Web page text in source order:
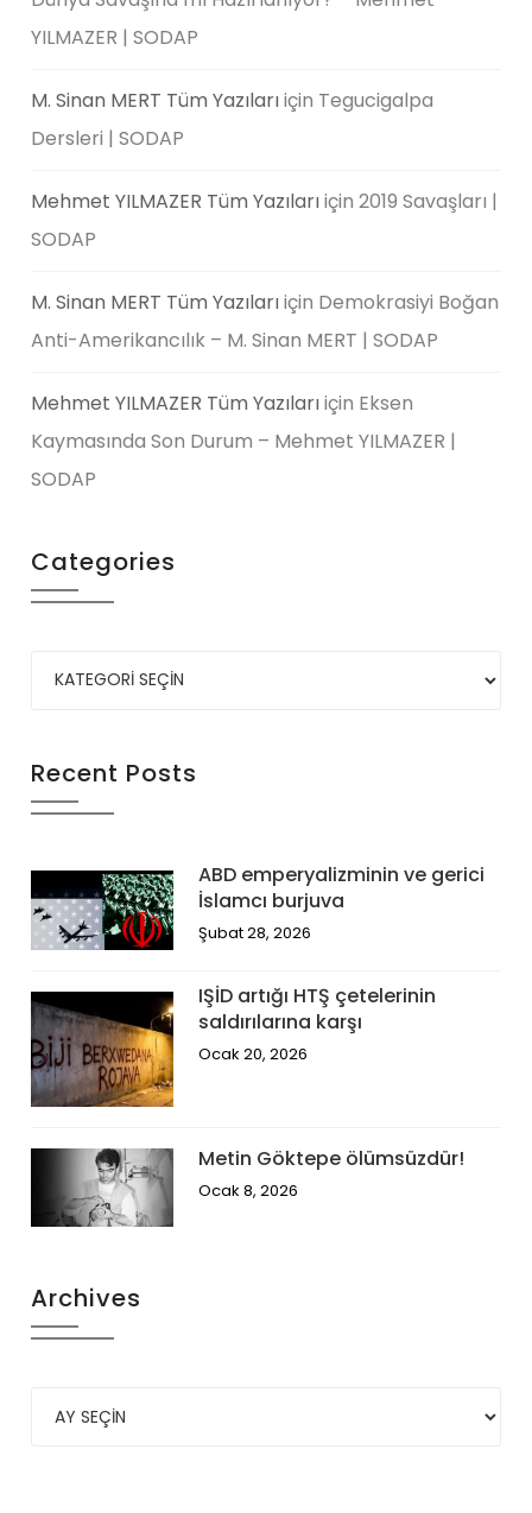
YILMAZER | SODAP
M. Sinan MERT Tüm Yazılarıiçin Tegucigalpa
Dersleri | SODAP
Mehmet YILMAZER Tüm Yazılarıiçin2019 Savaşları |
SODAP
M. Sinan MERT Tüm Yazılarıiçin Demokrasiyi Boğan
Anti-Amerikancılık – M. Sinan MERT | SODAP
Mehmet YILMAZER Tüm Yazılarıiçin Eksen
Kaymasında Son Durum – Mehmet YILMAZER |
SODAP
Categories
Recent Posts
ABD emperyalizminin ve gerici
İslamcı burjuva
Şubat 28, 2026
IŞİD artığı HTŞ çetelerinin
saldırılarına karşı
Ocak 20, 2026
Metin Göktepe ölümsüzdür!
Ocak 8, 2026
Archives